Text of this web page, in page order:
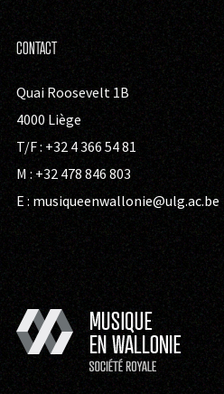
CONTACT
Quai Roosevelt 1B
4000 Liège
T/F : +32 4 366 54 81
M : +32 478 846 803
E : musiqueenwallonie@ulg.ac.be